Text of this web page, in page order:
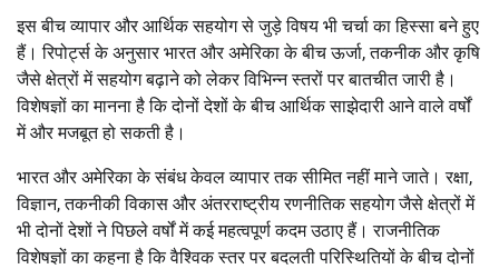
इस बीच व्यापार और आर्थिक सहयोग से जुड़े विषय भी चर्चा का हिस्सा बने हुए
हैं। रिपोर्ट्स के अनुसार भारत और अमेरिका के बीच ऊर्जा, तकनीक और कृषि
जैसे क्षेत्रों में सहयोग बढ़ाने को लेकर विभिन्न स्तरों पर बातचीत जारी है।
विशेषज्ञों का मानना है कि दोनों देशों के बीच आर्थिक साझेदारी आने वाले वर्षों
में और मजबूत हो सकती है।
भारत और अमेरिका के संबंध केवल व्यापार तक सीमित नहीं माने जाते। रक्षा,
विज्ञान, तकनीकी विकास और अंतरराष्ट्रीय रणनीतिक सहयोग जैसे क्षेत्रों में
भी दोनों देशों ने पिछले वर्षों में कई महत्वपूर्ण कदम उठाए हैं। राजनीतिक
विशेषज्ञों का कहना है कि वैश्विक स्तर पर बदलती परिस्थितियों के बीच दोनों